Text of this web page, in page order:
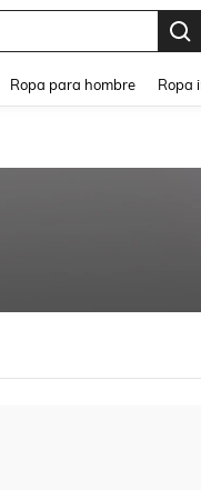
Ropa para hombre Ropa